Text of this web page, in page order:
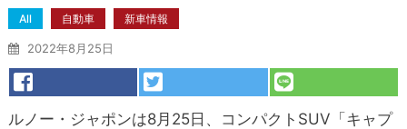
All 自動車 新車情報
2022年8月25日
ルノー・ジャポンは8月25日、コンパクトSUV「キャプ